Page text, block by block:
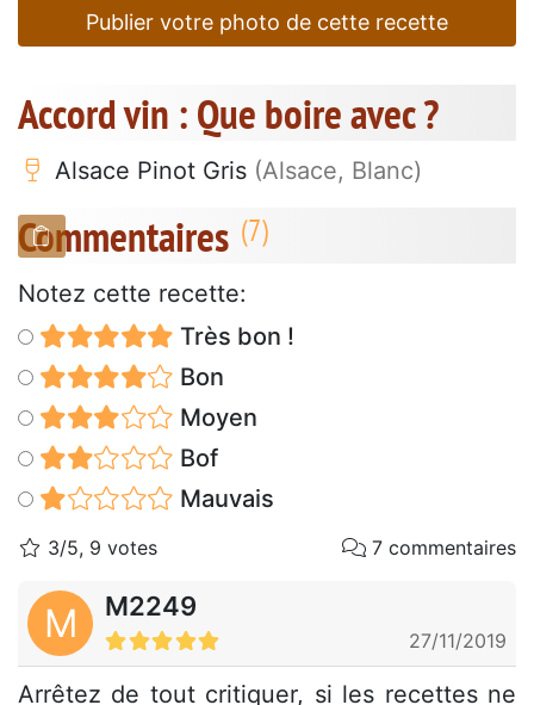
Publier votre photo de cette recette
Accord vin : Que boire avec ?
Alsace Pinot Gris (Alsace, Blanc)
Commentaires
Notez cette recette:
Très bon !
Bon
Moyen
Bof
Mauvais
3/5, 9 votes 7 commentaires
M M2249
27/11/2019
Arrêtez de tout critiquer, si les recettes ne